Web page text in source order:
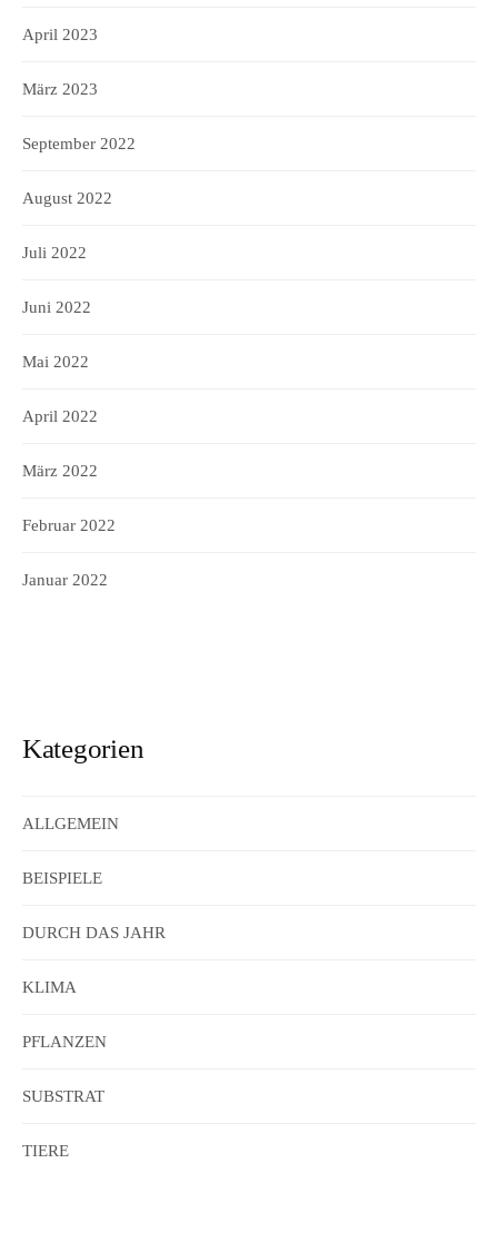
April 2023
März 2023
September 2022
August 2022
Juli 2022
Juni 2022
Mai 2022
April 2022
März 2022
Februar 2022
Januar 2022
Kategorien
ALLGEMEIN
BEISPIELE
DURCH DAS JAHR
KLIMA
PFLANZEN
SUBSTRAT
TIERE